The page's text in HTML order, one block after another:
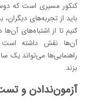
کنکور مسیری است که
باید از تجربه‌های
کنیم تا از اشتباه‌های
آن‌ها نقش داشته است
راهنمایی‌ها می‌تواند یک
بزند.
آزمون‌ندادن و